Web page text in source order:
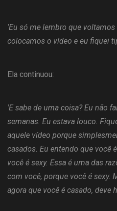
'Eu só me lembro que
colocamos o vídeo e eu fiquei
Ela continuou:
'E sabe de uma coisa? Eu não
semanas. Eu estava louco.
aquele vídeo porque
casados. Eu entendo que você
você é sexy. Essa é uma das
com você, porque você é sexy.
agora que você é casado, deve